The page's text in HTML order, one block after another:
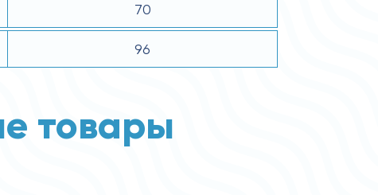
70
96
товары